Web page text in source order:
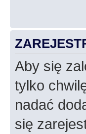
Aby się
tylko
nadać
się